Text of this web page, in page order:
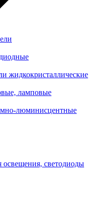
жидкокристаллические
ламповые
люминисцентные
светодиоды